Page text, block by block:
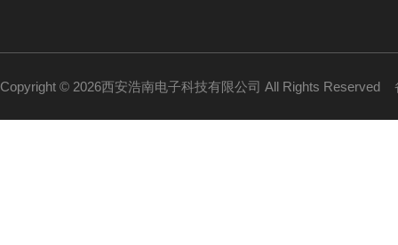
Copyright © 2026西安浩南电子科技有限公司 All Rights Reserved